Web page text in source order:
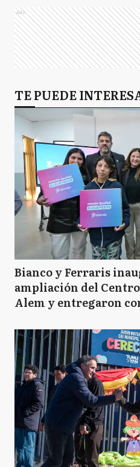
Ads
TE PUEDE
Bianco y Ferraris
ampliación del
Alem y entregaron